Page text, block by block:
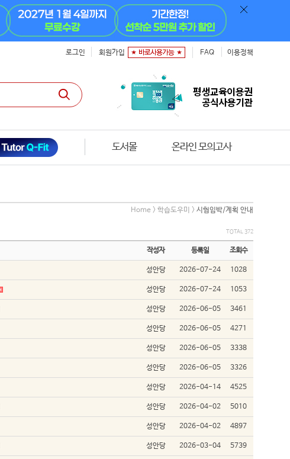
로그인 회원가입 FAQ 이용정책
도서몰 온라인 모의고사
Home > 학습도우미 > 시험임박/계획 안내
TOTAL 372
작성자 등록일 조회수
성안당 2026-07-24 1028
성안당 2026-07-24 1053
성안당 2026-06-05 3461
성안당 2026-06-05 4271
성안당 2026-06-05 3338
성안당 2026-06-05 3326
성안당 2026-04-14 4525
성안당 2026-04-02 5010
성안당 2026-04-02 4897
성안당 2026-03-04 5739